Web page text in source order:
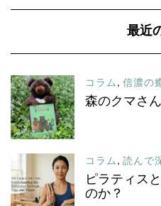
最近
コラム, 信濃の
森のクマさん
コラム, 読んで
ピラティス
のか？